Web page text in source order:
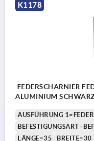
K1178
FEDERSCHARNIER
ALUMINIUM
AUSFÜHRUNG 1=FEDER
LÄNGE=35
BREITE=30